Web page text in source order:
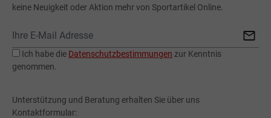
keine Neuigkeit oder Aktion mehr von Sportartikel Online.
Ich habe die Datenschutzbestimmungen zur Kenntnis
genommen.
Unterstützung und Beratung erhalten Sie über uns
Kontaktformular: